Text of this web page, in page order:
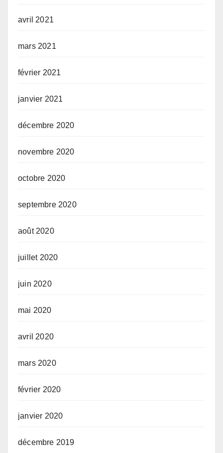
avril 2021
mars 2021
février 2021
janvier 2021
décembre 2020
novembre 2020
octobre 2020
septembre 2020
août 2020
juillet 2020
juin 2020
mai 2020
avril 2020
mars 2020
février 2020
janvier 2020
décembre 2019